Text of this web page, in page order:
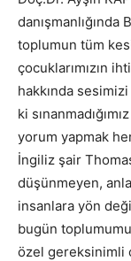
toplumun tüm
çocuklarımızın
hakkında
ki
yorum yapmak
İngiliz şair
düşünmeyen,
insanlara yön
bugün
özel gereksinimli